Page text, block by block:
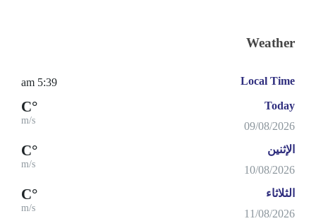
Weather
Local Time
5:39 am
Today
09/08/2026
°C
m/s
الإثنين
10/08/2026
°C
m/s
الثلاثاء
11/08/2026
°C
m/s